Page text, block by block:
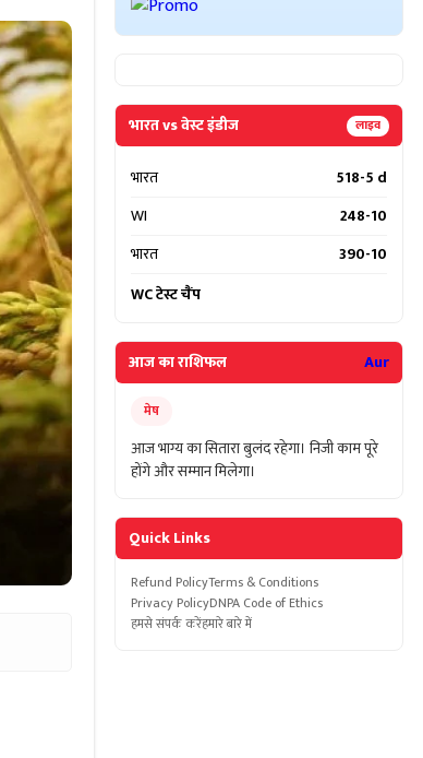
भारत vs वेस्ट इंडीज लाइव
भारत
518-5 d
WI
248-10
भारत
390-10
WC टेस्ट चैंप
आज का राशिफल Aur
मेष
आज भाग्य का सितारा बुलंद रहेगा। निजी काम पूरे
होंगे और सम्मान मिलेगा।
Quick Links
Refund PolicyTerms & Conditions
Privacy PolicyDNPA Code of Ethics
हमसे संपर्क करेंहमारे बारे में